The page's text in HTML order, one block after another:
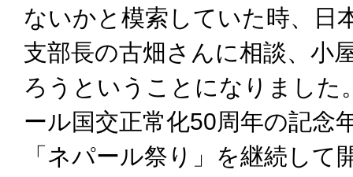
ないかと模索していた時、日
支部長の古畑さんに相談、小
ろうということになりました
ール国交正常化50周年の記念
「ネパール祭り」を継続して